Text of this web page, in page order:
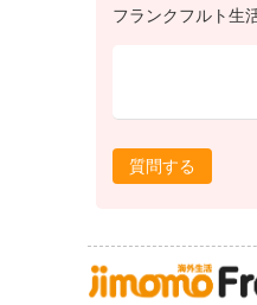
フランクフルト生
質問する